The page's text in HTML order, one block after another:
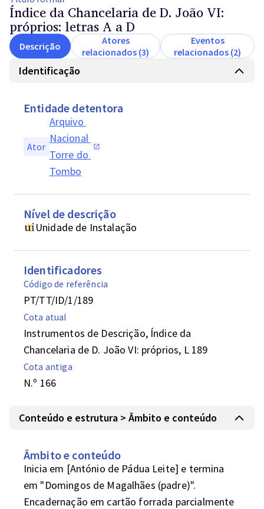
Índice da Chancelaria de D. João VI:
próprios: letras A a D
Descrição
Atores
relacionados (3)
Eventos
relacionados (2)
Identificação
Entidade detentora
Ator
Arquivo
Nacional
Torre do
Tombo
Nível de descrição
Unidade de Instalação
Identificadores
Código de referência
PT/TT/ID/1/189
Cota atual
Instrumentos de Descrição, Índice da
Chancelaria de D. João VI: próprios, L 189
Cota antiga
N.º 166
Conteúdo e estrutura > Âmbito e conteúdo
Âmbito e conteúdo
Inicia em [António de Pádua Leite] e termina
em "Domingos de Magalhães (padre)".
Encadernação em cartão forrada parcialmente